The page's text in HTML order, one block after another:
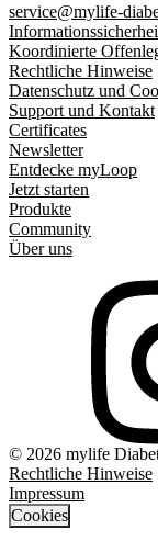
service@mylife-
Koordinierte
Rechtliche Hinweise
Datenschutz und
Support und Kontakt
Certificates
Newsletter
Entdecke myLoop
Jetzt starten
Produkte
Community
Über uns
© 2026 mylife
Rechtliche Hinweise
Impressum
Cookies